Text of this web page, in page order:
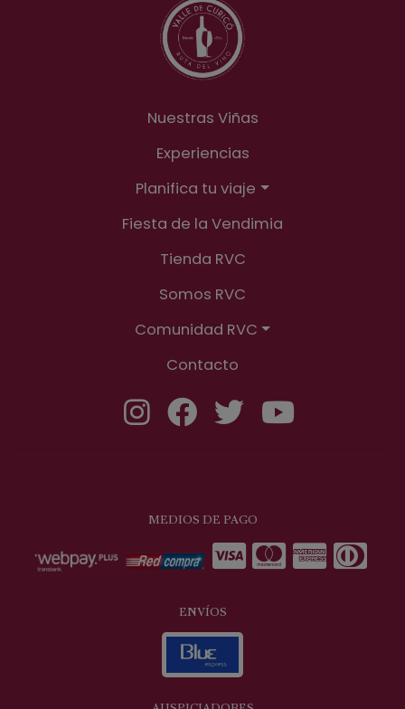
Nuestras Viñas
Experiencias
Planifica tu viaje
Fiesta de la Vendimia
Tienda RVC
Somos RVC
Comunidad RVC
Contacto
MEDIOS DE PAGO
ENVÍOS